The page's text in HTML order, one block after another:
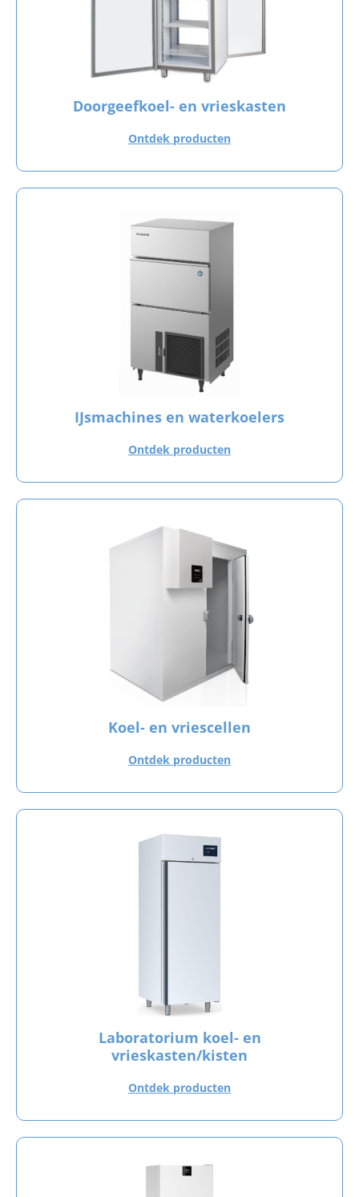
Doorgeefkoel- en vrieskasten
Ontdek producten
IJsmachines en waterkoelers
Ontdek producten
Koel- en vriescellen
Ontdek producten
Laboratorium koel- en
vrieskasten/kisten
Ontdek producten